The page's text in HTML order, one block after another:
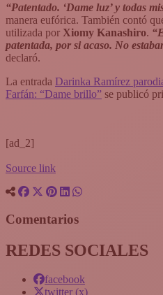
“Patentado. ‘Dame luz’ y todas
manera eufórica. También contó
utilizada por Xiomy Kanashiro.
patentada, por si acaso. No
declaró.
La entrada Darinka Ramírez
Farfán: “Dame brillo” se publicó
[ad_2]
Source link
Comentarios
REDES SOCIALES
facebook
twitter (x)